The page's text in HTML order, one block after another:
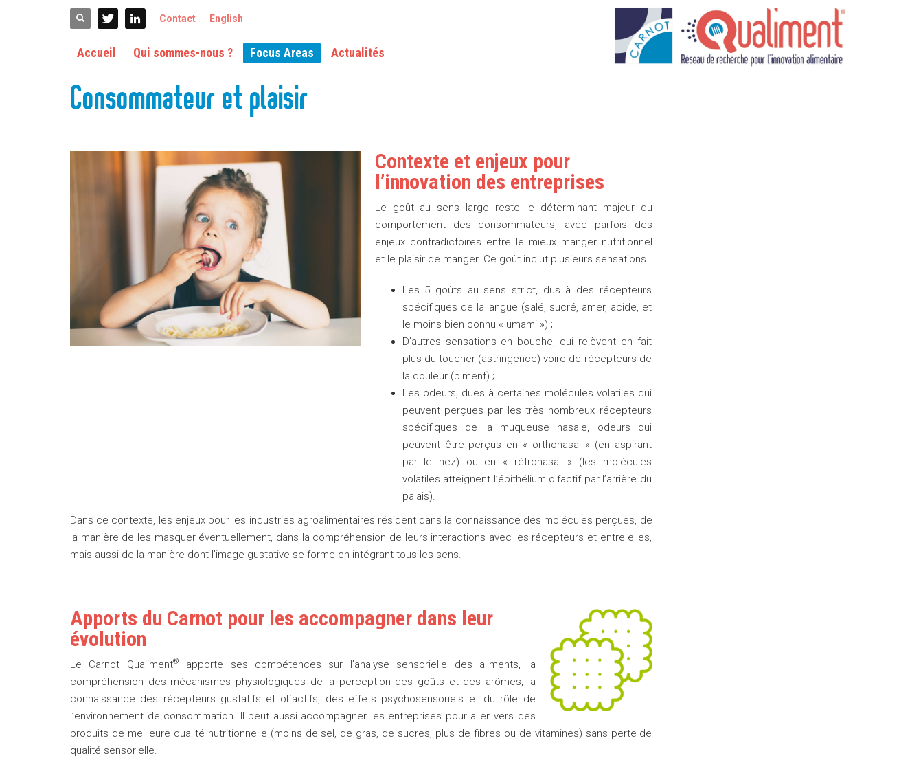
Contact English
Accueil Qui sommes-nous ? Focus Areas Actualités
ACCUEIL CARNOT QUALIMENT® FOCUS AREAS
Consommateur et plaisir
Contexte et enjeux pour
l’innovation des entreprises
Le goût au sens large reste le déterminant majeur du
comportement des consommateurs, avec parfois des
enjeux contradictoires entre le mieux manger nutritionnel
et le plaisir de manger. Ce goût inclut plusieurs sensations :
Les 5 goûts au sens strict, dus à des récepteurs
spécifiques de la langue (salé, sucré, amer, acide, et
le moins bien connu « umami ») ;
D’autres sensations en bouche, qui relèvent en fait
plus du toucher (astringence) voire de récepteurs de
la douleur (piment) ;
Les odeurs, dues à certaines molécules volatiles qui
peuvent perçues par les très nombreux récepteurs
spécifiques de la muqueuse nasale, odeurs qui
peuvent être perçus en « orthonasal » (en aspirant
par le nez) ou en « rétronasal » (les molécules
volatiles atteignent l’épithélium olfactif par l’arrière du
palais).
Dans ce contexte, les enjeux pour les industries agroalimentaires résident dans la connaissance des molécules perçues, de
la manière de les masquer éventuellement, dans la compréhension de leurs interactions avec les récepteurs et entre elles,
mais aussi de la manière dont l’image gustative se forme en intégrant tous les sens.
Apports du Carnot pour les accompagner dans leur
évolution
Le Carnot Qualiment®
apporte ses compétences sur l’analyse sensorielle des aliments, la
compréhension des mécanismes physiologiques de la perception des goûts et des arômes, la
connaissance des récepteurs gustatifs et olfactifs, des effets psychosensoriels et du rôle de
l’environnement de consommation. Il peut aussi accompagner les entreprises pour aller vers des
produits de meilleure qualité nutritionnelle (moins de sel, de gras, de sucres, plus de fibres ou de vitamines) sans perte de
qualité sensorielle.